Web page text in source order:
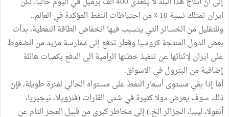
ايران تمتلك نسبة 10 ٪‏ من احتياطات النفط المؤكدة في العالم..
وللتقليل من الخسائر التي يتسبب فيها انخفاض الطاقة النفطية، بدأت
بعض الدول المنتجة كروسيا وقطر تدفع إلى ممارسة مزيد من الضغوط
على ايران لإثنائها عن تنفيذ خطتها الرامية الى الدفع بكميات هائلة
إضافية من البترول في الاسواق.
أمّا إذا بقي مستوى أسعار النفط على مستواه الحالي لفترة طويلة، فإنّ
ذلك سوف يعرض دولا كثيرة في شتى القارات (فنزويلا، نيجيريا،
أنغولا، ليبيا، الجزائر الخ.) إلى مخاطر كبرى من قبيل العجز التام عن